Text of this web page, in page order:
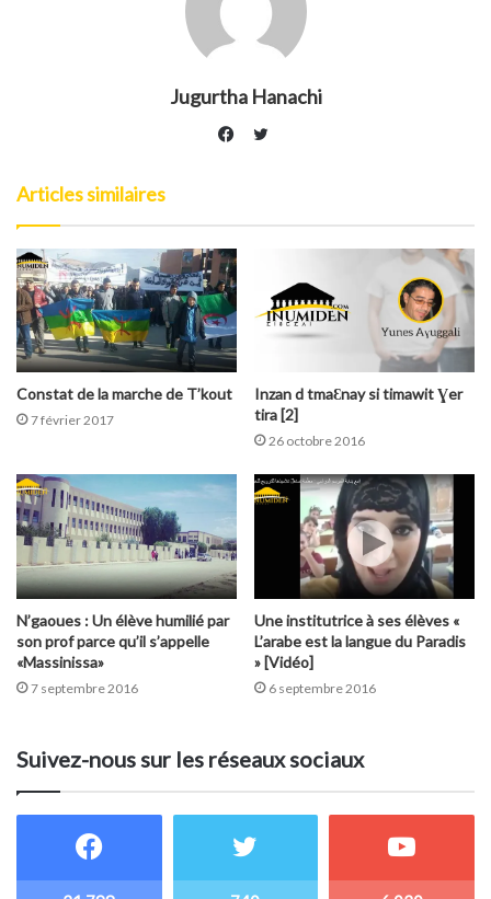
Jugurtha Hanachi
Twitter
Articles similaires
Constat de la marche de T’kout
7 février 2017
Inzan d tmaƐnay si timawit Ɣer
tira [2]
26 octobre 2016
N’gaoues : Un élève humilié par
son prof parce qu’il s’appelle
«Massinissa»
7 septembre 2016
Une institutrice à ses élèves «
L’arabe est la langue du Paradis
» [Vidéo]
6 septembre 2016
Suivez-nous sur les réseaux sociaux